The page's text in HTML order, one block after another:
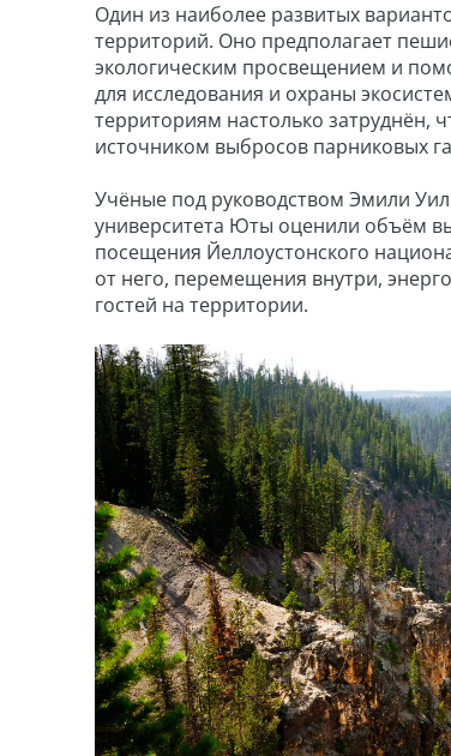
Один из наиболее развитых
территорий. Оно предполагает
экологическим просвещением и
для исследования и охраны
территориям настолько затруднён,
источником выбросов парниковых
Учёные под руководством Эмили
университета Юты оценили объём
посещения Йеллоустонского
от него, перемещения внутри,
гостей на территории.